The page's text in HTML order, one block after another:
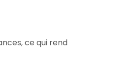
ce qui rend